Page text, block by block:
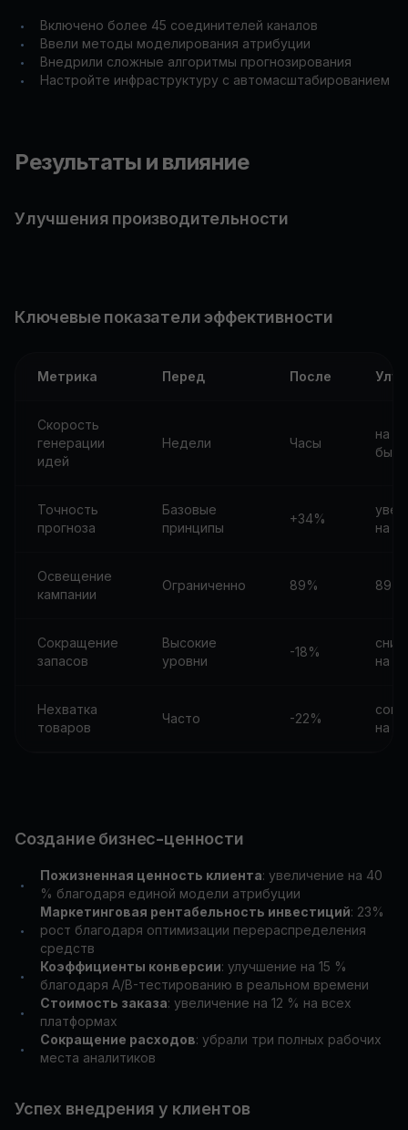
• Включено более 45 соединителей каналов
• Ввели методы моделирования атрибуции
• Внедрили сложные алгоритмы прогнозирования
• Настройте инфраструктуру с автомасштабированием
Результаты и влияние
Улучшения производительности
Ключевые показатели эффективности
Метрика Перед После
Скорость
генерации
идей
Недели Часы
на
Точность
прогноза
Базовые
принципы
+34%
на
Освещение
кампании
Ограниченно 89% 89%
Сокращение
запасов
Высокие
уровни
-18%
на
Нехватка
товаров
Часто -22%
на
Создание бизнес-ценности
•
Пожизненная ценность клиента: увеличение на 40
% благодаря единой модели атрибуции
•
Маркетинговая рентабельность инвестиций: 23%
рост благодаря оптимизации перераспределения
средств
•
Коэффициенты конверсии: улучшение на 15 %
благодаря A/B-тестированию в реальном времени
•
Стоимость заказа: увеличение на 12 % на всех
платформах
•
Сокращение расходов: убрали три полных рабочих
места аналитиков
Успех внедрения у клиентов